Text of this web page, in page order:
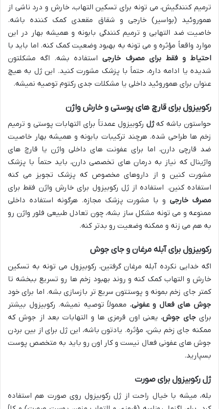
ترمیم کنندگیش، می تونه برای تسکین التهاب، خارش و درد ناشی از
هموروئید (بواسیر) خارجی و شقاق مقعدی کمک کننده باشه.
خاصیت ضد التهابی و ترمیم کنندگی بابونه و همیشه بهار در این
موارد واقعاً مؤثره و می تونه به بهبود وضعیت کمک کنه. اما باید با
احتیاط و فقط برای مصرف خارجیاستفاده بشه. اگه مشکلتون
شدیده یا ادامه داره، حتماً با پزشک مشورت کنید. این ژل به هیچ
عنوان برای هموروئید داخلی یا مشکلات جدی رکتوم توصیه نمیشه.
رکوبیزول برای قارچ های پوستی و خارش واژن
حواستون باشه کهژل رکوبیزول عمدتاً برای التهابات پوستی و ترمیم
زخم ها طراحی شده. هرچند ترکیبات بابونه و همیشه بهار خاصیت
ضد قارچی دارن، اما برای عفونت های داخلی واژن یا قارچ های
واژینال که نیاز به درمان های تخصصی دارن، باید حتماً با پزشک
مشورت کنین و از داروهای مخصوص که پزشک تجویز می کنه
استفاده کنین. استفاده از ژل رکوبیزول برای خارش واژن فقط برای
مصرف خارجیو با مشورت پزشک مجازه. هرگونه استفاده داخلی
ممنوعه و می تونه مشکل ساز بشه، چون تعادل طبیعی فلور واژن رو
به هم می زنه و ممکنه وضعیت رو بدتر کنه.
رکوبیزول برای آبله مرغان و جای جوش
اگه خدایی نکرده آبله مرغان گرفتین، رکوبیزول می تونه به تسکین
خارش و التهاب کمک کنه و روند بهبود زخم ها رو تسریع ببخشه تا
کمتر جای زخم بمونه و پوستتون سریع تر بازسازی بشه. اما برای خود
جوش های فعال و عفونی، معمولاً توصیه نمیشه. رکوبیزول بیشتر
برایجای جوش، یعنی اون قرمزی ها و التهابات بعد از جوش که
ممکنه جای زخم بشن، مؤثره. یادتون باشه، این ژل برای از بین بردن
جوش های عفونی فعال نیست و کار اون رو باید به متخصص پوست
بسپارید.
ژل رکوبیزول برای صورت
بله، میشه با خیال راحت از ژل رکوبیزول روی صورت هم استفاده